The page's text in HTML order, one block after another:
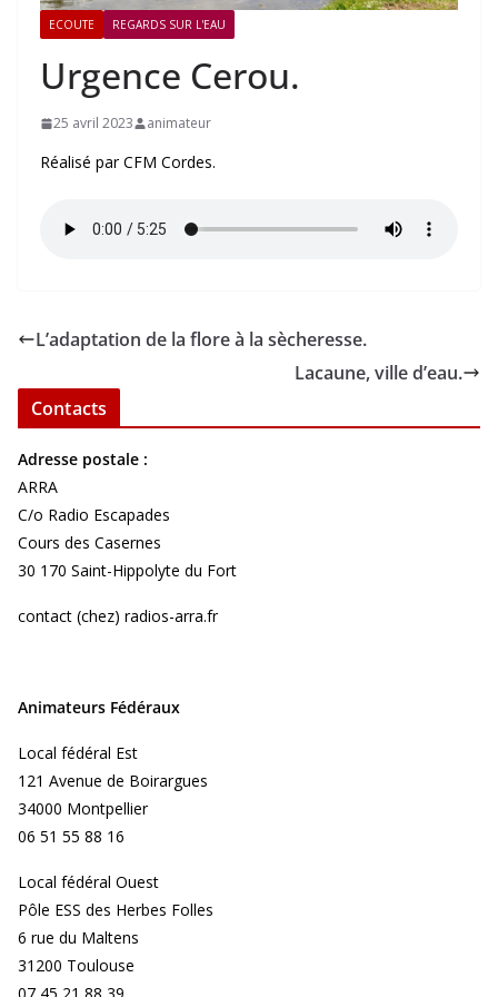
ECOUTE REGARDS SUR L'EAU
Urgence Cerou.
25 avril 2023 animateur
Réalisé par CFM Cordes.
L’adaptation de la flore à la sècheresse.
Lacaune, ville d’eau.
Contacts
Adresse postale :
ARRA
C/o Radio Escapades
Cours des Casernes
30 170 Saint-Hippolyte du Fort
contact (chez) radios-arra.fr
Animateurs Fédéraux
Local fédéral Est
121 Avenue de Boirargues
34000 Montpellier
06 51 55 88 16
Local fédéral Ouest
Pôle ESS des Herbes Folles
6 rue du Maltens
31200 Toulouse